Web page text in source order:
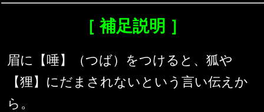
［ 補足説明 ］
眉に【唾】（つば）をつけると、狐や
【狸】にだまされないという言い伝えか
ら。